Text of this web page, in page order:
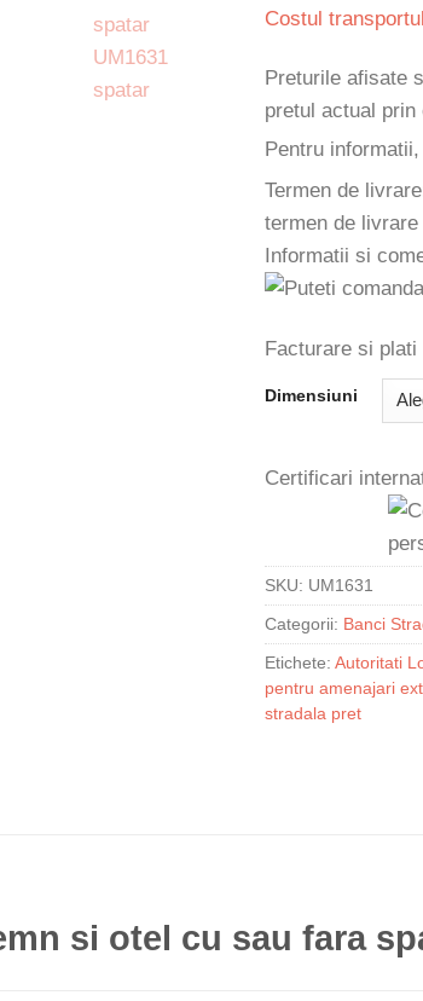
Costul
Preturile afisate
pretul actual
Pentru
Termen de
termen de
Informatii si
Facturare si
Dimensiuni
Certificari
SKU: UM1631
Categorii: Banci
Etichete: Autoritati
pentru amenajari
stradala pret
si otel cu sau fara